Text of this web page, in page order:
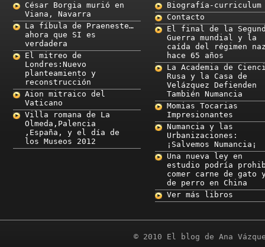
César Borgia murió en
Viana, Navarra
La fíbula de Praeneste…
ahora que SI es
verdadera
El mitreo de
Londres:Nuevo
planteamiento y
reconstrucción
Aion mitraico del
Vaticano
Villa romana de La
Olmeda,Palencia
,España, y el día de
los Museos 2012
Biografía-curriculum
Contacto
El final de la
Guerra mundial y la
caída del régimen
hace 65 años
La Academia de
Rusa y la Casa de
Velázquez Defienden
También Numancia
Momias Tocarias
Impresionantes
Numancia y las
Urbanizaciones:
¡Salvemos Numancia¡
Una nueva ley en
estudio podría
comer carne de gato
de perro en China
Ver más libros
© 2010 El blog de Ana